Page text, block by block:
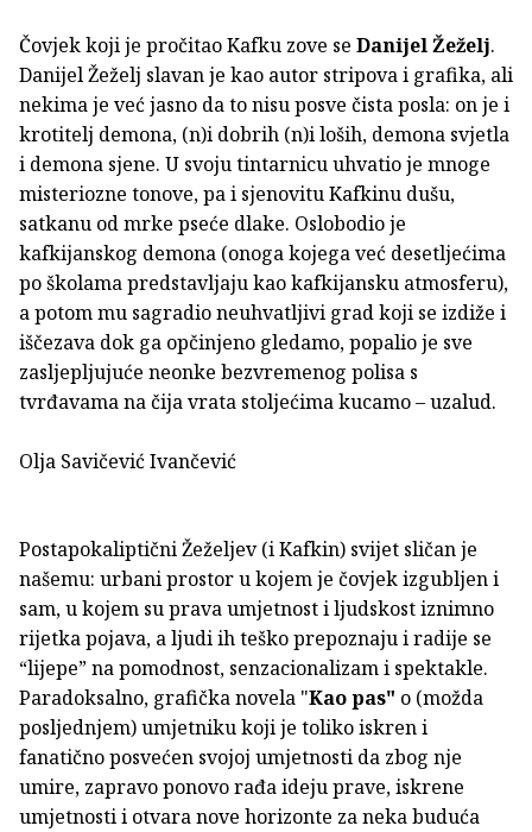
Čovjek koji je pročitao Kafku zove se Danijel Žeželj.
Danijel Žeželj slavan je kao autor stripova i grafika, ali
nekima je već jasno da to nisu posve čista posla: on je i
krotitelj demona, (n)i dobrih (n)i loših, demona svjetla
i demona sjene. U svoju tintarnicu uhvatio je mnoge
misteriozne tonove, pa i sjenovitu Kafkinu dušu,
satkanu od mrke pseće dlake. Oslobodio je
kafkijanskog demona (onoga kojega već desetljećima
po školama predstavljaju kao kafkijansku atmosferu),
a potom mu sagradio neuhvatljivi grad koji se izdiže i
iščezava dok ga opčinjeno gledamo, popalio je sve
zasljepljujuće neonke bezvremenog polisa s
tvrđavama na čija vrata stoljećima kucamo – uzalud.
Olja Savičević Ivančević
Postapokaliptični Žeželjev (i Kafkin) svijet sličan je
našemu: urbani prostor u kojem je čovjek izgubljen i
sam, u kojem su prava umjetnost i ljudskost iznimno
rijetka pojava, a ljudi ih teško prepoznaju i radije se
“lijepe” na pomodnost, senzacionalizam i spektakle.
Paradoksalno, grafička novela "Kao pas" o (možda
posljednjem) umjetniku koji je toliko iskren i
fanatično posvećen svojoj umjetnosti da zbog nje
umire, zapravo ponovo rađa ideju prave, iskrene
umjetnosti i otvara nove horizonte za neka buduća